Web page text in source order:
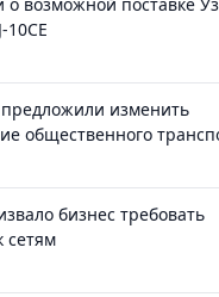
10CE
предложили изменить
общественного
бизнес требовать
сетям